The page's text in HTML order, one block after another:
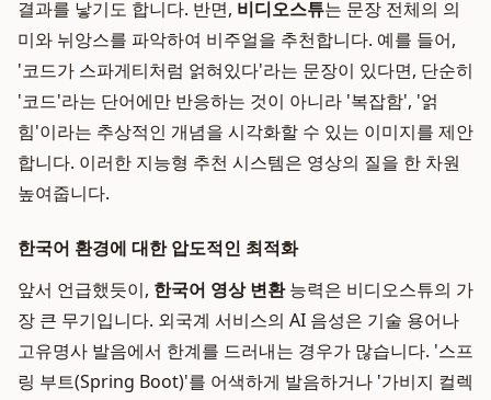
결과를 낳기도 합니다. 반면, 비디오스튜는 문장 전체의 의
미와 뉘앙스를 파악하여 비주얼을 추천합니다. 예를 들어,
'코드가 스파게티처럼 얽혀있다'라는 문장이 있다면, 단순히
'코드'라는 단어에만 반응하는 것이 아니라 '복잡함', '얽
힘'이라는 추상적인 개념을 시각화할 수 있는 이미지를 제안
합니다. 이러한 지능형 추천 시스템은 영상의 질을 한 차원
높여줍니다.
한국어 환경에 대한 압도적인 최적화
앞서 언급했듯이, 한국어 영상 변환능력은 비디오스튜의 가
장 큰 무기입니다. 외국계 서비스의 AI 음성은 기술 용어나
고유명사 발음에서 한계를 드러내는 경우가 많습니다. '스프
링 부트(Spring Boot)'를 어색하게 발음하거나 '가비지 컬렉